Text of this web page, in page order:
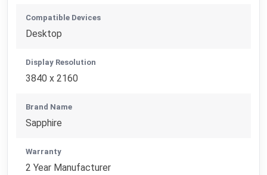
Compatible Devices
Desktop
Display Resolution
3840 x 2160
Brand Name
Sapphire
Warranty
2 Year Manufacturer